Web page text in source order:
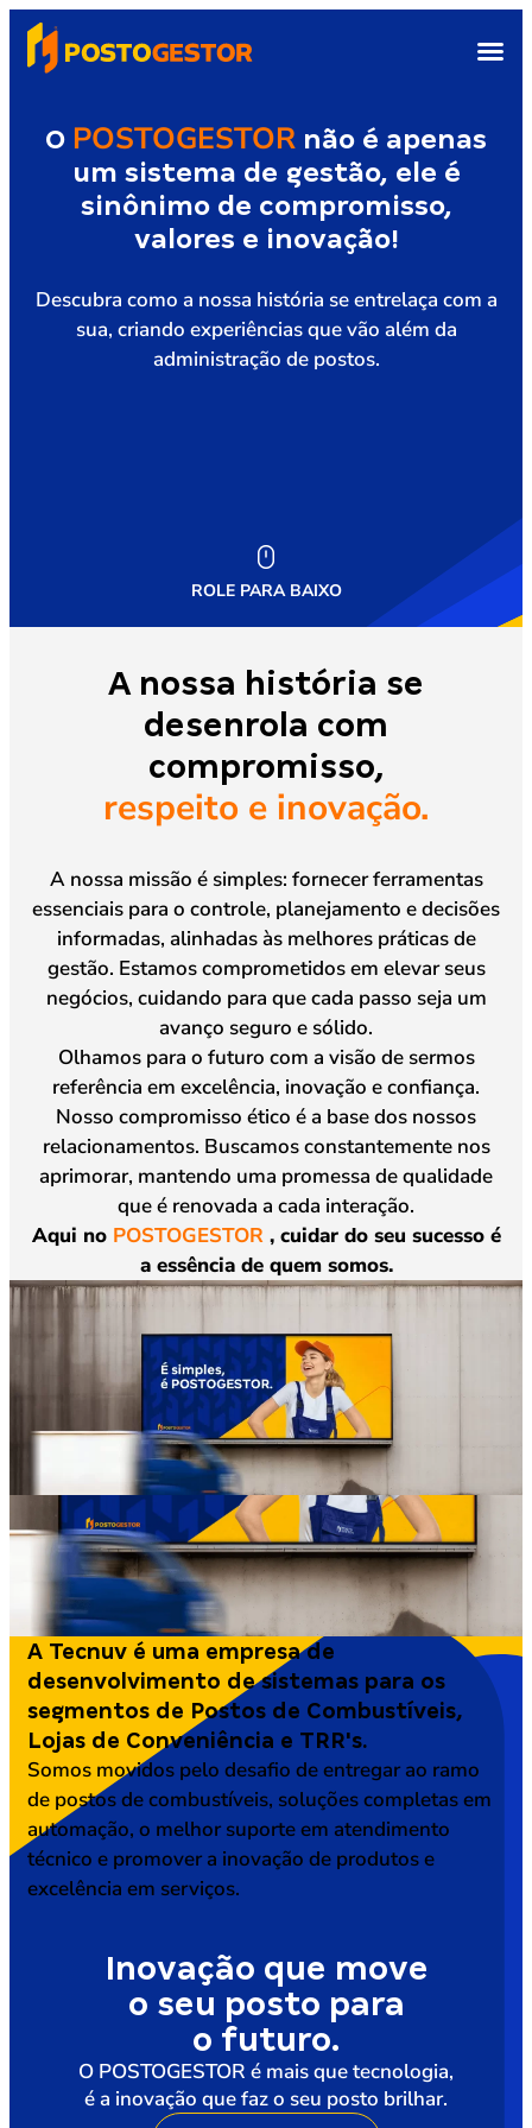
O POSTOGESTOR não é apenas
um sistema de gestão, ele é
sinônimo de compromisso,
valores e inovação!
Descubra como a nossa história se entrelaça com a
sua, criando experiências que vão além da
administração de postos.
ROLE PARA BAIXO
A nossa história se
desenrola com
compromisso,
respeito e inovação.
A nossa missão é simples: fornecer ferramentas
essenciais para o controle, planejamento e decisões
informadas, alinhadas às melhores práticas de
gestão. Estamos comprometidos em elevar seus
negócios, cuidando para que cada passo seja um
avanço seguro e sólido.
Olhamos para o futuro com a visão de sermos
referência em excelência, inovação e confiança.
Nosso compromisso ético é a base dos nossos
relacionamentos. Buscamos constantemente nos
aprimorar, mantendo uma promessa de qualidade
que é renovada a cada interação.
Aqui no POSTOGESTOR , cuidar do seu sucesso é
a essência de quem somos.
A Tecnuv é uma empresa de
desenvolvimento de sistemas para os
segmentos de Postos de Combustíveis,
Lojas de Conveniência e TRR's.
Somos movidos pelo desafio de entregar ao ramo
de postos de combustíveis, soluções completas em
automação, o melhor suporte em atendimento
técnico e promover a inovação de produtos e
excelência em serviços.
Inovação que move
o seu posto para
o futuro.
O POSTOGESTOR é mais que tecnologia,
é a inovação que faz o seu posto brilhar.